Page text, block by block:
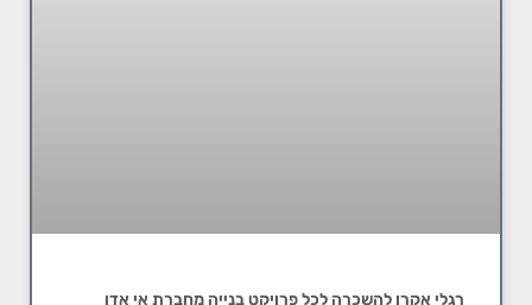
רגלי אקרו להשכרה לכל פרויקט בנייה מחברת אי אדן